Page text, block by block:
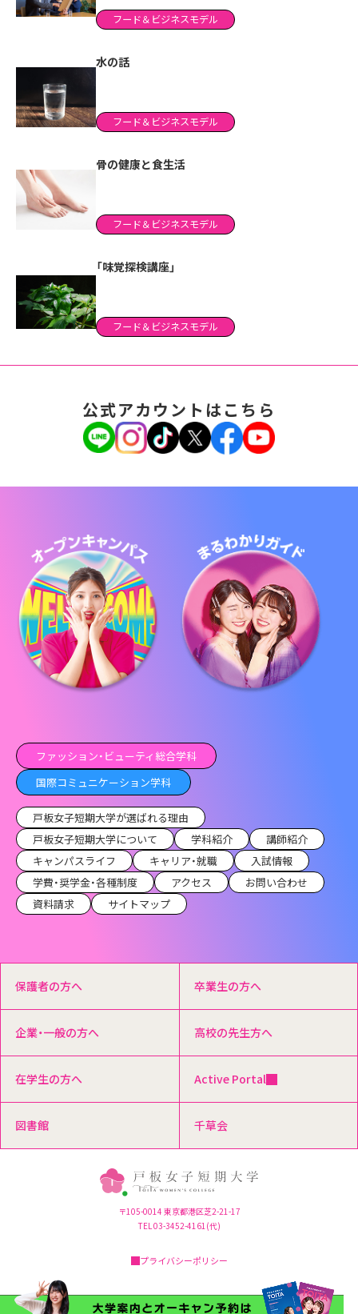
フード＆ビジネスモデル
水の話
フード＆ビジネスモデル
骨の健康と食生活
フード＆ビジネスモデル
「味覚探検講座」
フード＆ビジネスモデル
公式アカウントはこちら
ファッション・ビューティ総合学科
国際コミュニケーション学科
戸板女子短期大学が選ばれる理由
戸板女子短期大学について
学科紹介
講師紹介
キャンパスライフ
キャリア・就職
入試情報
学費・奨学金・各種制度
アクセス
お問い合わせ
資料請求
サイトマップ
保護者の方へ 卒業生の方へ
企業・一般の方へ 高校の先生方へ
在学生の方へ Active Portal
図書館 千草会
〒105-0014 東京都港区芝2-21-17
TEL 03-3452-4161(代)
プライバシーポリシー